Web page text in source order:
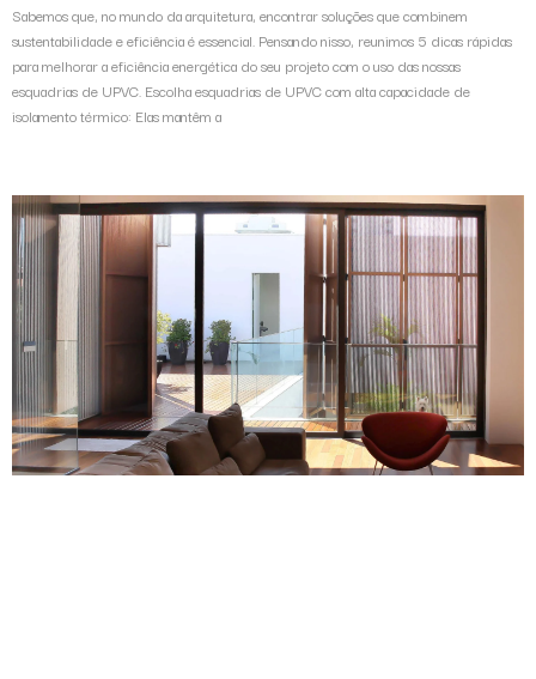
Sabemos que, no mundo da arquitetura, encontrar soluções que combinem
sustentabilidade e eficiência é essencial. Pensando nisso, reunimos 5 dicas rápidas
para melhorar a eficiência energética do seu projeto com o uso das nossas
esquadrias de UPVC. Escolha esquadrias de UPVC com alta capacidade de
isolamento térmico: Elas mantêm a